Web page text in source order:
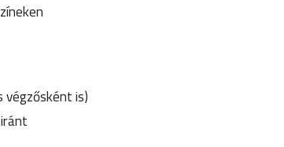
végzősként is)